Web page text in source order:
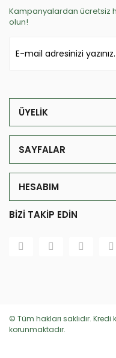
Kampanyalardan ücretsiz
olun!
ÜYELİK
SAYFALAR
HESABIM
BİZİ TAKİP EDİN
© Tüm hakları saklıdır. Kredi
korunmaktadır.